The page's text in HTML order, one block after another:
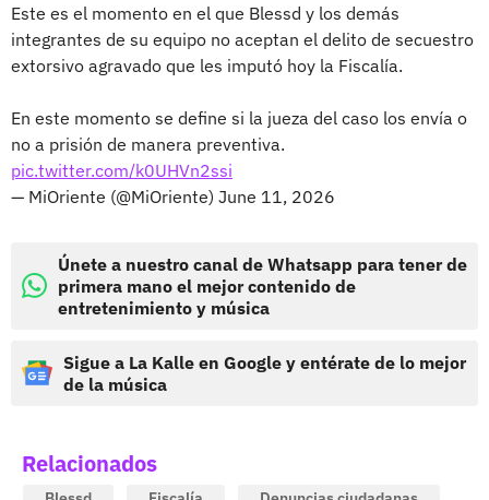
Este es el momento en el que Blessd y los demás
integrantes de su equipo no aceptan el delito de secuestro
extorsivo agravado que les imputó hoy la Fiscalía.
En este momento se define si la jueza del caso los envía o
no a prisión de manera preventiva.
pic.twitter.com/k0UHVn2ssi
— MiOriente (@MiOriente) June 11, 2026
Únete a nuestro canal de Whatsapp para tener de
primera mano el mejor contenido de
entretenimiento y música
Sigue a La Kalle en Google y entérate de lo mejor
de la música
Relacionados